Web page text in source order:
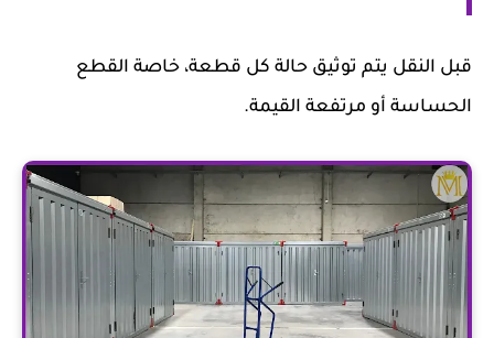
قبل النقل يتم توثيق حالة كل قطعة، خاصة القطع
الحساسة أو مرتفعة القيمة.